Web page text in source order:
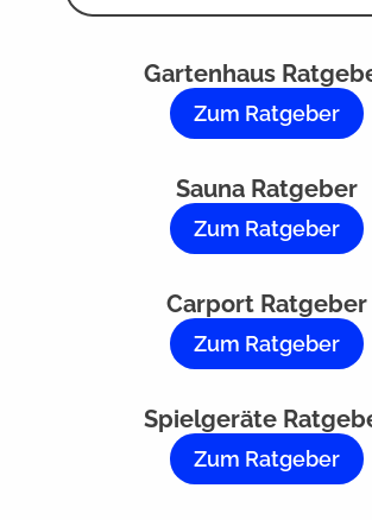
Gartenhaus
Zum Ratgeber
Sauna Ratgeber
Zum Ratgeber
Carport Ratgeber
Zum Ratgeber
Spielgeräte
Zum Ratgeber